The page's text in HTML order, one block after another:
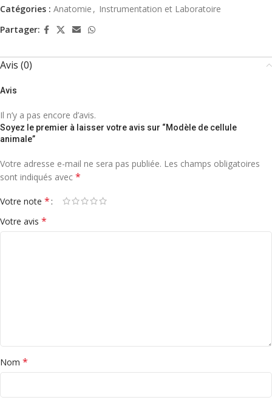
Catégories : Anatomie , Instrumentation et Laboratoire
Partager:
Avis (0)
Avis
Il n’y a pas encore d’avis.
Soyez le premier à laisser votre avis sur “Modèle de cellule
animale”
Votre adresse e-mail ne sera pas publiée. Les champs obligatoires
sont indiqués avec *
Votre note *
Votre avis *
Nom *